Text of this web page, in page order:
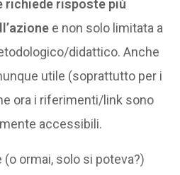
richiede risposte più
e non solo limitata a
didattico. Anche
utile (soprattutto per i
ora i riferimenti/link sono
accessibili.
ormai, solo si poteva?)